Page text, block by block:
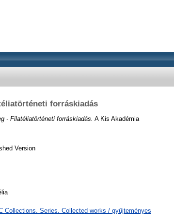
forráskiadás
- Filatéliatörténeti forráskiadás. A Kis Akadémia
Version
Collections. Series. Collected works / gyűjteményes